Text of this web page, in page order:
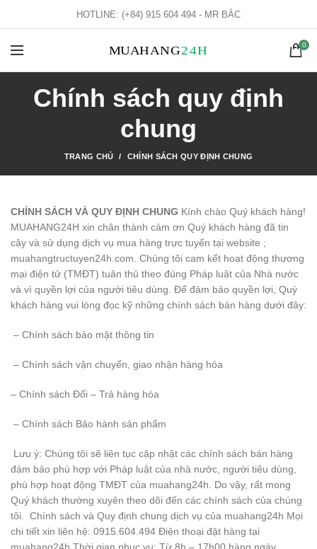
HOTLINE: (+84) 915 604 494 - MR BẮC
0
Chính sách quy định
chung
TRANG CHỦ CHÍNH SÁCH QUY ĐỊNH CHUNG
CHÍNH SÁCH VÀ QUY ĐỊNH CHUNG Kính chào Quý khách hàng!
MUAHANG24H xin chân thành cảm ơn Quý khách hàng đã tin
cậy và sử dụng dịch vụ mua hàng trực tuyến tại website ;
muahangtructuyen24h.com. Chúng tôi cam kết hoạt động thương
mại điện tử (TMĐT) tuân thủ theo đúng Pháp luật của Nhà nước
và vì quyền lợi của người tiêu dùng. Để đảm bảo quyền lợi, Quý
khách hàng vui lòng đọc kỹ những chính sách bán hàng dưới đây:
– Chính sách bảo mật thông tin
– Chính sách vận chuyển, giao nhận hàng hóa
– Chính sách Đổi – Trả hàng hóa
– Chính sách Bảo hành sản phẩm
Lưu ý: Chúng tôi sẽ liên tục cập nhật các chính sách bán hàng
đảm bảo phù hợp với Pháp luật của nhà nước, người tiêu dùng,
phù hợp hoạt động TMĐT của muahang24h. Do vậy, rất mong
Quý khách thường xuyên theo dõi đến các chính sách của chúng
tôi. Chính sách và Quy định chung dịch vụ của muahang24h Mọi
chi tiết xin liên hệ: 0915.604.494 Điện thoại đặt hàng tại